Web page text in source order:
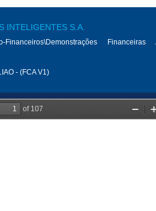
INTELIGENTES S.A.
Financeiros\Demonstrações Financeiras
- (FCA V1)